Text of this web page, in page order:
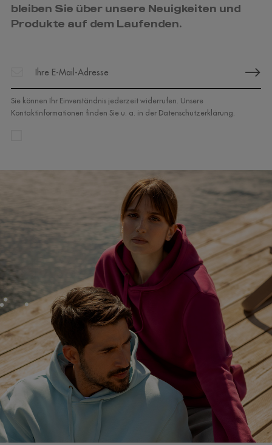
bleiben Sie über unsere Neuigkeiten und
Produkte auf dem Laufenden.
Sie können Ihr Einverständnis jederzeit widerrufen. Unsere
Kontaktinformationen finden Sie u. a. in der Datenschutzerklärung.